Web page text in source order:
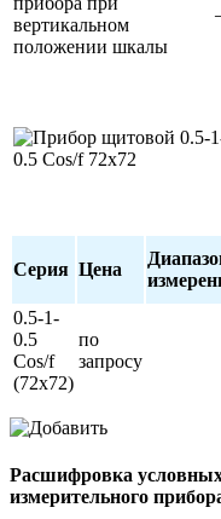
Серия Цена
0.5-1-
0.5
Cos/f
(72х72)
по
запросу
Расшифровка условных
измерительного